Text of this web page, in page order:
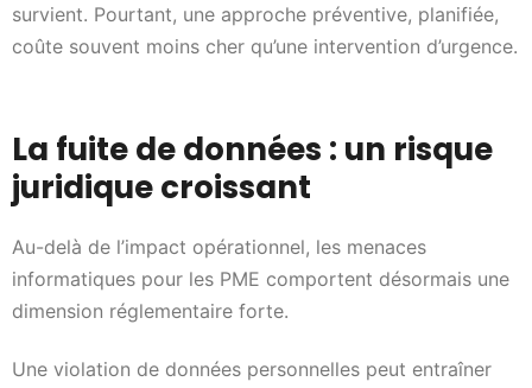
survient. Pourtant, une approche préventive, planifiée,
coûte souvent moins cher qu’une intervention d’urgence.
La fuite de données : un risque
juridique croissant
Au-delà de l’impact opérationnel, les menaces
informatiques pour les PME comportent désormais une
dimension réglementaire forte.
Une violation de données personnelles peut entraîner